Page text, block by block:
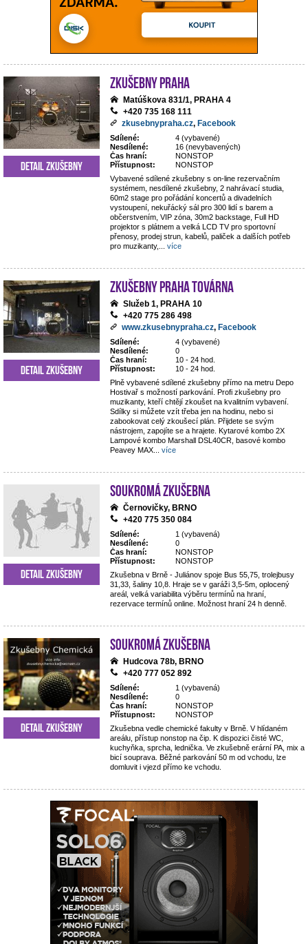
Zkušebny Praha
Matúškova 831/1, PRAHA 4
+420 735 168 111
zkusebnypraha.cz, Facebook
Sdílené:
4 (vybavené)
Nesdílené:
16 (nevybavených)
Čas hraní:
NONSTOP
Přístupnost:
NONSTOP
Vybavené sdílené zkušebny s on-line rezervačním
systémem, nesdílené zkušebny, 2 nahrávací studia,
60m2 stage pro pořádání koncertů a divadelních
vystoupení, nekuřácký sál pro 300 lidí s barem a
občerstvením, VIP zóna, 30m2 backstage, Full HD
projektor s plátnem a velká LCD TV pro sportovní
přenosy, prodej strun, kabelů, paliček a dalších potřeb
pro muzikanty,
více
Detail zkušebny
Zkušebny Praha Továrna
Služeb 1, PRAHA 10
+420 775 286 498
www.zkusebnypraha.cz, Facebook
Sdílené:
4 (vybavené)
Nesdílené:
0
Čas hraní:
10 - 24 hod.
Přístupnost:
10 - 24 hod.
Plně vybavené sdílené zkušebny přímo na metru Depo
Hostivař s možností parkování. Profi zkušebny pro
muzikanty, kteří chtějí zkoušet na kvalitním vybavení.
Sdílky si můžete vzít třeba jen na hodinu, nebo si
zabookovat celý zkoušecí plán. Přijdete se svým
nástrojem, zapojíte se a hrajete. Kytarové kombo 2X
Lampové kombo Marshall DSL40CR, basové kombo
Peavey MAX
více
Detail zkušebny
Soukromá zkušebna
Černovičky, BRNO
+420 775 350 084
Sdílené:
1 (vybavená)
Nesdílené:
0
Čas hraní:
NONSTOP
Přístupnost:
NONSTOP
Zkušebna v Brně - Juliánov spoje Bus 55,75, trolejbusy
31,33, šaliny 10,8. Hraje se v garáži 3,5-5m, oplocený
areál, velká variabilita výběru termínů na hraní,
rezervace termínů online. Možnost hraní 24 h denně.
Detail zkušebny
Soukromá zkušebna
Hudcova 78b, BRNO
+420 777 052 892
Sdílené:
1 (vybavená)
Nesdílené:
0
Čas hraní:
NONSTOP
Přístupnost:
NONSTOP
Zkušebna vedle chemické fakulty v Brně. V hlídaném
areálu, přístup nonstop na čip. K dispozici čisté WC,
kuchyňka, sprcha, lednička. Ve zkušebně erární PA, mix a
bicí souprava. Běžné parkování 50 m od vchodu, lze
domluvit i vjezd přímo ke vchodu.
Detail zkušebny